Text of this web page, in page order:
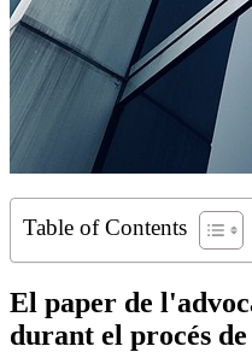
Table of Contents
El paper de
durant el procés